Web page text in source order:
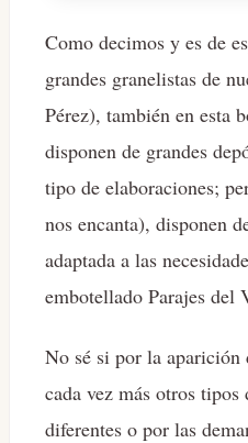
Como decimos y es de
grandes granelistas de
Pérez), también en esta
disponen de grandes
tipo de elaboraciones;
nos encanta), disponen
adaptada a las
embotellado Parajes del
No sé si por la aparición
cada vez más otros
diferentes o por las